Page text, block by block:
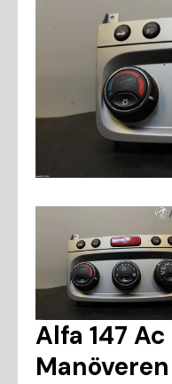
Alfa 147
Manöveren